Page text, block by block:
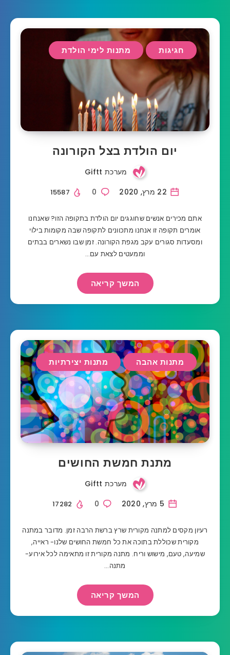
חגיגות מתנות לימי הולדת
יום הולדת בצל הקורונה
מערכת Giftt
0
אתם מכירים אנשים שחוגגים יום הולדת בתקופה הזו? שאנחנו
אומרים תקופה זו אנחנו מתכוונים לתקופה שבה מקומות בילוי
ומסעדות סגורים עקב מגפת הקורונה. זמן שבו נשארים בבתים
וממעטים לצאת עם…
המשך קריאה
מתנות אהבה מתנות יצירתיות
מתנת חמשת החושים
מערכת Giftt
0
רעיון מקסים למתנה מקורית שרץ ברשת הרבה זמן. מדובר במתנה
מקורית שכוללת בתוכה את כל חמשת החושים שלנו- ראייה,
שמיעה, טעם, מישוש וריח. מתנה מקורית זו מתאימה לכל אירוע-
מתנה…
המשך קריאה